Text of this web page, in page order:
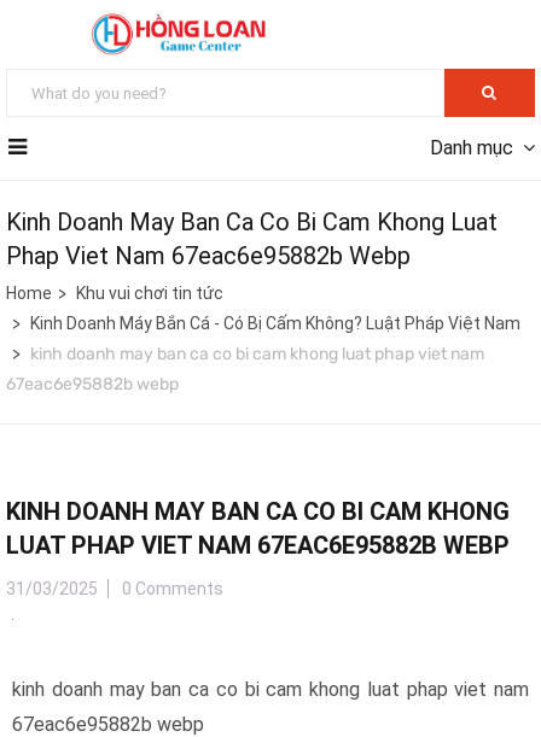
Danh mục
Kinh Doanh May Ban Ca Co Bi Cam Khong Luat
Phap Viet Nam 67eac6e95882b Webp
Home
Khu vui chơi tin tức
Kinh Doanh Máy Bắn Cá - Có Bị Cấm Không? Luật Pháp Việt Nam
kinh doanh may ban ca co bi cam khong luat phap viet nam
67eac6e95882b webp
KINH DOANH MAY BAN CA CO BI CAM KHONG
LUAT PHAP VIET NAM 67EAC6E95882B WEBP
31/03/2025 0 Comments
kinh doanh may ban ca co bi cam khong luat phap viet nam
67eac6e95882b webp